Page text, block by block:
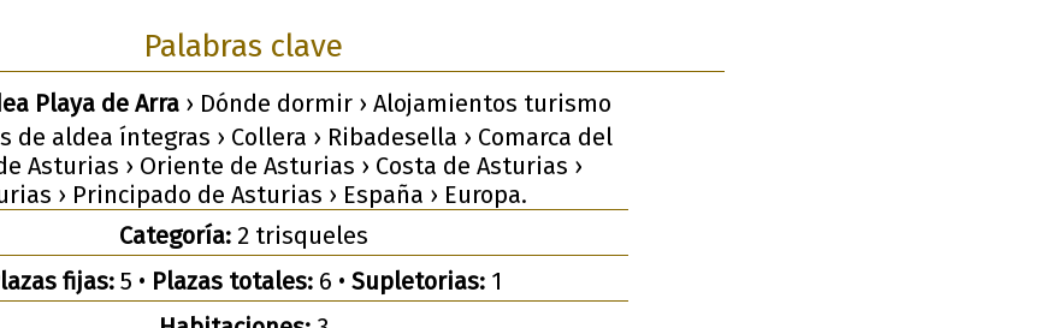
Palabras clave
Playa de Arra› Dónde dormir › Alojamientos turismo
de aldea íntegras › Collera › Ribadesella › Comarca del
Asturias › Oriente de Asturias › Costa de Asturias ›
› Principado de Asturias › España › Europa.
Categoría:2 trisqueles
fijas:5 • Plazas totales:6 • Supletorias:1